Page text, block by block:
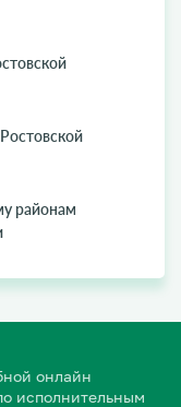
районам
онлайн
исполнительным